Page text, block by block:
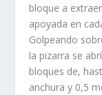
bloque a
apo­yada en
Golpeando
la pizarra se
bloques de,
anchura y 0,5